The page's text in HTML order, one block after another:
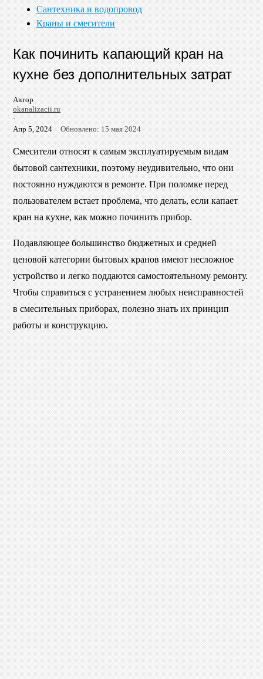
Сантехника и водопровод
Краны и смесители
Как починить капающий кран на
кухне без дополнительных затрат
Автор
okanalizacii.ru
-
Апр 5, 2024
Обновлено: 15 мая 2024
Смесители относят к самым эксплуатируемым видам
бытовой сантехники, поэтому неудивительно, что они
постоянно нуждаются в ремонте. При поломке перед
пользователем встает проблема, что делать, если капает
кран на кухне, как можно починить прибор.
Подавляющее большинство бюджетных и средней
ценовой категории бытовых кранов имеют несложное
устройство и легко поддаются самостоятельному ремонту.
Чтобы справиться с устранением любых неисправностей
в смесительных приборах, полезно знать их принцип
работы и конструкцию.